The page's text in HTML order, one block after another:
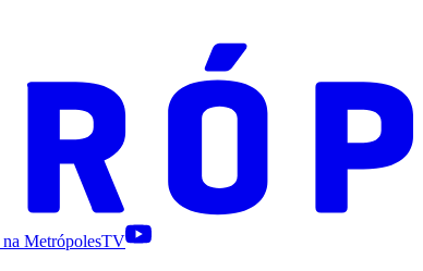
na MetrópolesTV